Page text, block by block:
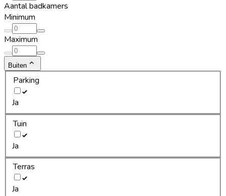
Aantal badkamers
Minimum
Maximum
Buiten
Parking
Ja
Tuin
Ja
Terras
Ja